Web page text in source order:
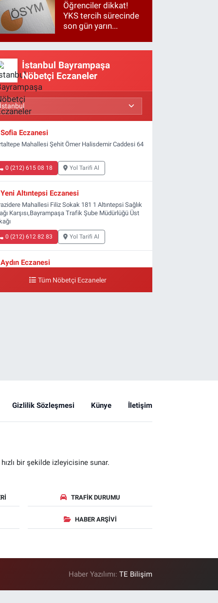
Öğrenciler dikkat!
YKS tercih sürecinde
son gün yarın...
İstanbul Bayrampaşa
Nöbetçi Eczaneler
Sofia Eczanesi
Mahallesi Şehit Ömer Halisdemir Caddesi 64
0 (212) 615 08 18 Yol Tarifi Al
Yeni Altıntepsi Eczanesi
Mahallesi Filiz Sokak 181 1 Altıntepsi Sağlık
Karşısı,Bayrampaşa Trafik Şube Müdürlüğü Üst
0 (212) 612 82 83 Yol Tarifi Al
Aydın Eczanesi
Tüm Nöbetçi Eczaneler
Gizlilik Sözleşmesi Künye İletişim
bir şekilde izleyicisine sunar.
TRAFIK DURUMU
HABER ARŞIVI
Haber Yazılımı:TE Bilişim